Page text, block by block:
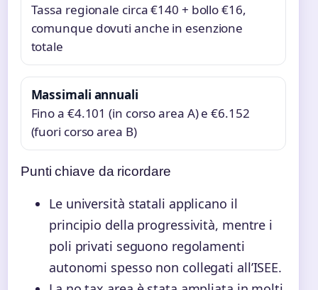
Tassa regionale circa €140 + bollo €16,
comunque dovuti anche in esenzione
totale
Massimali annuali
Fino a €4.101 (in corso area A) e €6.152
(fuori corso area B)
Punti chiave da ricordare
Le università statali applicano il
principio della progressività, mentre i
poli privati seguono regolamenti
autonomi spesso non collegati all’ISEE.